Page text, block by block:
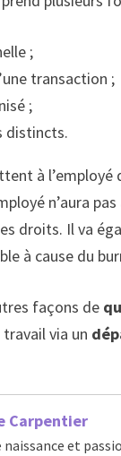
;
transaction ;
;
distincts.
à l’employé
n’aura
droits. Il va
à cause du
façons de
via un
Carpentier
naissance et